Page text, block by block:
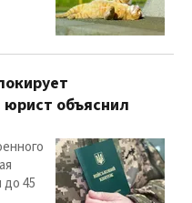
объяснил
45